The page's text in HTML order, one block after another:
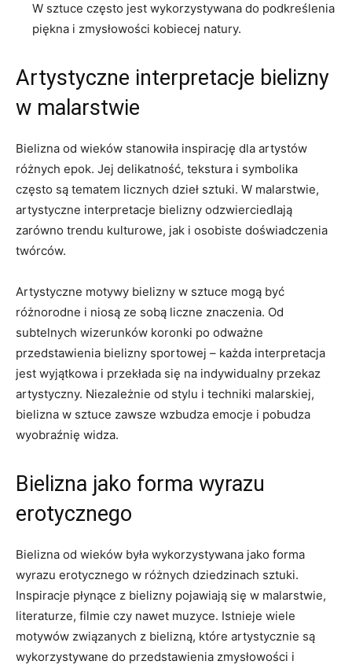
W sztuce często jest wykorzystywana⁢ do podkreślenia
piękna‌ i zmysłowości​ kobiecej ⁣natury.
Artystyczne interpretacje​ bielizny
w‍ malarstwie
Bielizna⁢ od wieków stanowiła inspirację dla‌ artystów
różnych epok. Jej⁤ delikatność, tekstura i symbolika
często są ​tematem ​licznych dzieł sztuki. W malarstwie,‍
artystyczne interpretacje ‌bielizny ⁤odzwierciedlają
zarówno trendu kulturowe, jak i osobiste‌ doświadczenia
twórców.
Artystyczne motywy bielizny ‌w sztuce ⁤mogą być ​
różnorodne​ i niosą ze sobą ⁣liczne znaczenia.‍ Od
subtelnych ⁤wizerunków koronki po odważne
przedstawienia bielizny⁤ sportowej – każda interpretacja
jest wyjątkowa i przekłada ‍się na indywidualny ‌przekaz
artystyczny.‌ Niezależnie ​od stylu i ⁤techniki malarskiej,
bielizna w​ sztuce zawsze wzbudza emocje i pobudza‍
wyobraźnię widza.
Bielizna jako forma wyrazu
erotycznego
Bielizna od wieków była wykorzystywana​ jako forma
wyrazu ‌erotycznego⁢ w różnych dziedzinach sztuki.
Inspiracje ‍płynące z ⁣bielizny⁤ pojawiają‍ się w malarstwie,⁣
literaturze, filmie czy nawet muzyce. Istnieje wiele
motywów‍ związanych ‍z bielizną, które artystycznie są
wykorzystywane do‍ przedstawienia ‍zmysłowości i